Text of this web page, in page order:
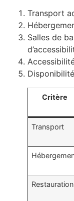
Transport
Salles de
Critère
Transport
Restauration